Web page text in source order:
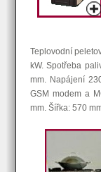
Teplovodní
kW. Spotřeba
mm. Napájení
GSM modem a
mm. Šířka: 570